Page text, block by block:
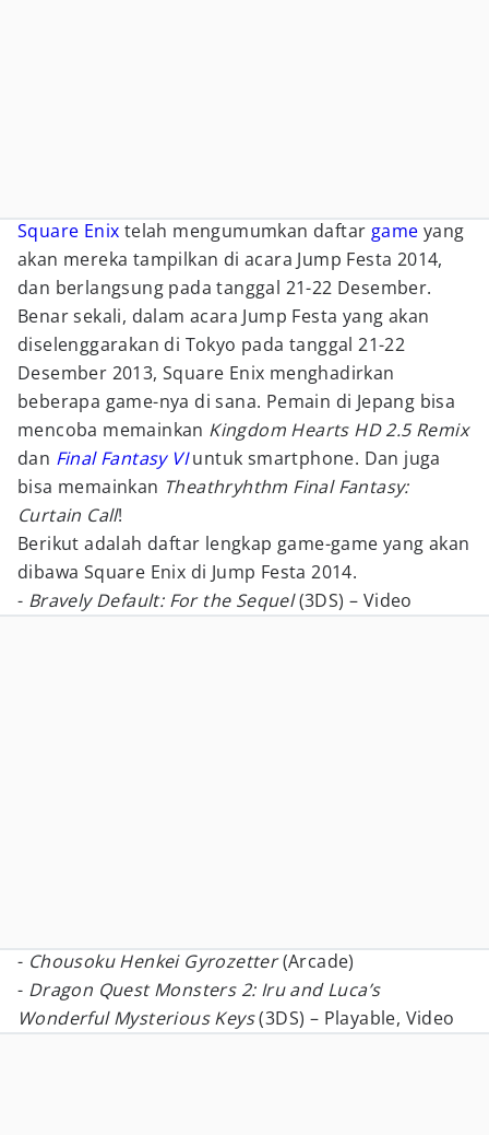
Square Enix telah mengumumkan daftar game yang
akan mereka tampilkan di acara Jump Festa 2014,
dan berlangsung pada tanggal 21-22 Desember.
Benar sekali, dalam acara Jump Festa yang akan
diselenggarakan di Tokyo pada tanggal 21-22
Desember 2013, Square Enix menghadirkan
beberapa game-nya di sana. Pemain di Jepang bisa
mencoba memainkan Kingdom Hearts HD 2.5 Remix
dan Final Fantasy VIuntuk smartphone. Dan juga
bisa memainkan Theathryhthm Final Fantasy:
Curtain Call!
Berikut adalah daftar lengkap game-game yang akan
dibawa Square Enix di Jump Festa 2014.
- Bravely Default: For the Sequel(3DS) – Video
- Chousoku Henkei Gyrozetter(Arcade)
- Dragon Quest Monsters 2: Iru and Luca’s
Wonderful Mysterious Keys(3DS) – Playable, Video